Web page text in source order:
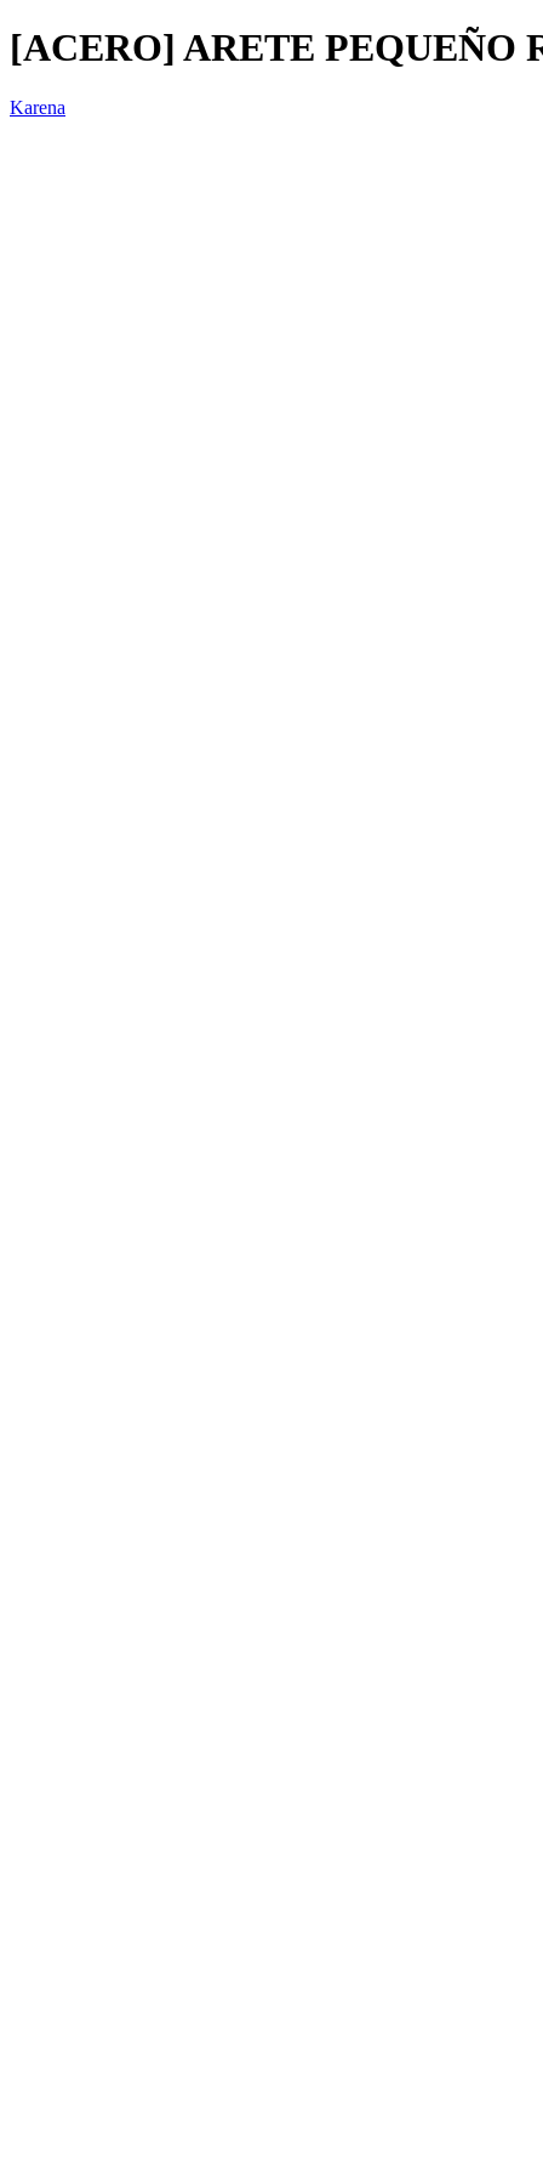
[ACERO] ARETE PEQUEÑO
Karena